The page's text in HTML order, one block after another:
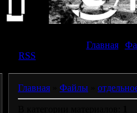
Главная|
RSS
Главная Файлы